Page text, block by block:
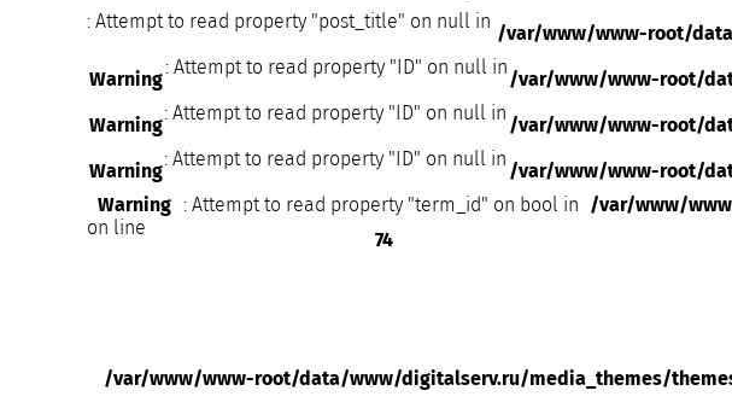
: Attempt to read property "post_title" on null in /var/www/www-root/
Warning: Attempt to read property "ID" on null in/var/www/www-root/
Warning: Attempt to read property "ID" on null in /var/www/www-root/
Warning: Attempt to read property "ID" on null in /var/www/www-root/
Warning : Attempt to read property "term_id" on bool in /var/www/
on line
74
/var/www/www-root/data/www/digitalserv.ru/media_themes/